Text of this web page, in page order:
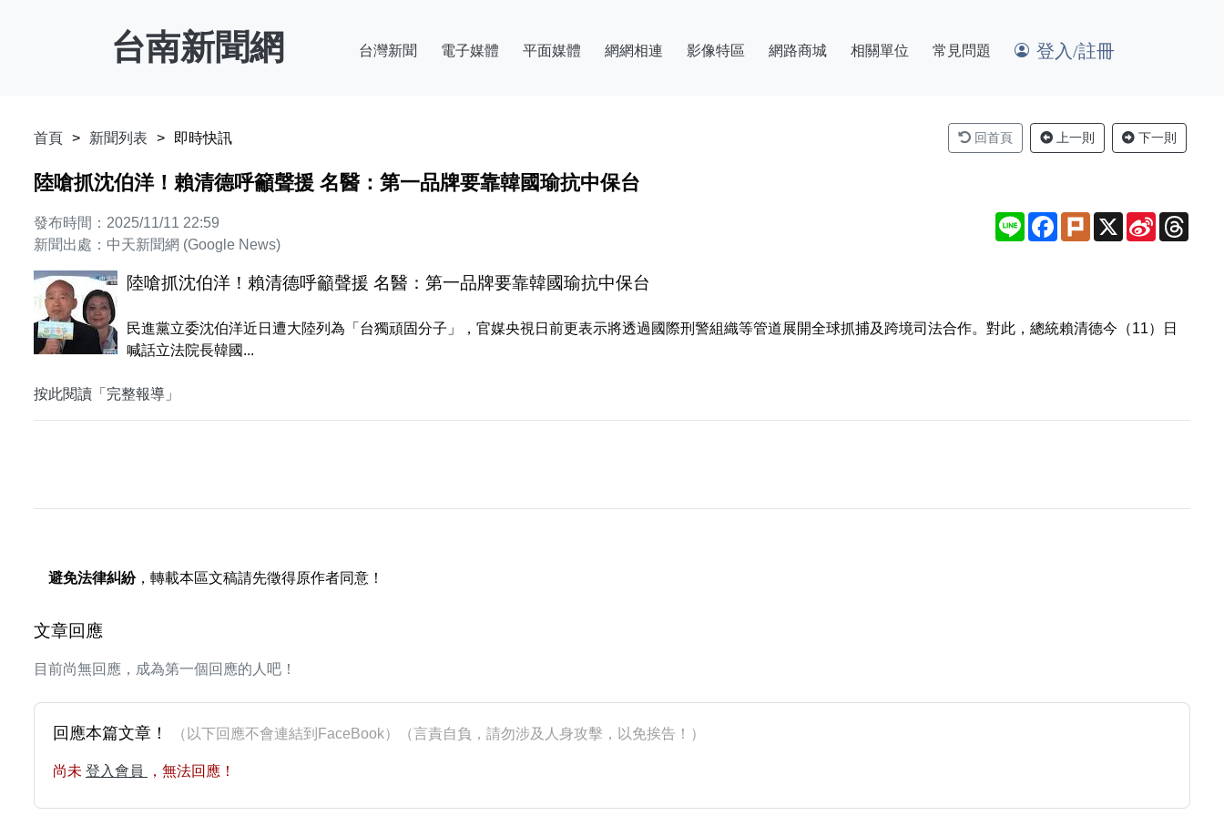
台南新聞網 台灣新聞 電子媒體 平面媒體 網網相連 影像特區 網路商城 相關單位 常見問題 登入/註冊
首頁 新聞列表 即時快訊 回首頁 上一則 下一則
陸嗆抓沈伯洋！賴清德呼籲聲援 名醫：第一品牌要靠韓國瑜抗中保台
發布時間：2025/11/11 22:59
新聞出處：中天新聞網 (Google News)
Line Facebook
Plurk X
Sina
Weibo
陸嗆抓沈伯洋！賴清德呼籲聲援 名醫：第一品牌要靠韓國瑜抗中保台
民進黨立委沈伯洋近日遭大陸列為「台獨頑固分子」，官媒央視日前更表示將透過國際刑警組織等管道展開全球抓捕及跨境司法合作。對此，總統賴清德今（11）日
喊話立法院長韓國...
按此閱讀「完整報導」
避免法律糾紛，轉載本區文稿請先徵得原作者同意！
文章回應
目前尚無回應，成為第一個回應的人吧！
回應本篇文章！ （以下回應不會連結到FaceBook）（言責自負，請勿涉及人身攻擊，以免挨告！）
尚未 登入會員 ，無法回應！